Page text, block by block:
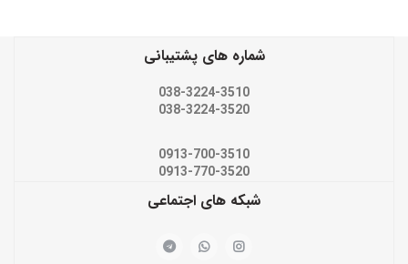
شماره های پشتیبانی
038-3224-3510
038-3224-3520
0913-700-3510
0913-770-3520
شبکه های اجتماعی